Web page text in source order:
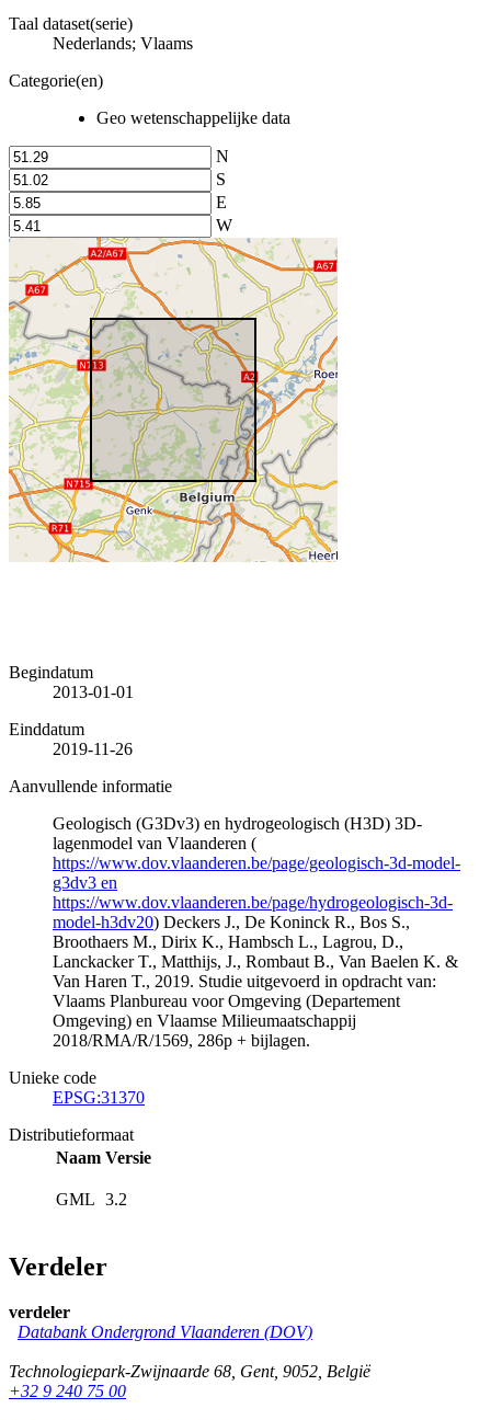
Taal dataset(serie)
Nederlands; Vlaams
Categorie(en)
Geo wetenschappelijke data
N
S
E
W
Begindatum
2013-01-01
Einddatum
2019-11-26
Aanvullende informatie
Geologisch (G3Dv3) en hydrogeologisch (H3D) 3D-
lagenmodel van Vlaanderen (
https://www.dov.vlaanderen.be/page/geologisch-3d-model-
g3dv3 en
https://www.dov.vlaanderen.be/page/hydrogeologisch-3d-
model-h3dv20) Deckers J., De Koninck R., Bos S.,
Broothaers M., Dirix K., Hambsch L., Lagrou, D.,
Lanckacker T., Matthijs, J., Rombaut B., Van Baelen K. &
Van Haren T., 2019. Studie uitgevoerd in opdracht van:
Vlaams Planbureau voor Omgeving (Departement
Omgeving) en Vlaamse Milieumaatschappij
2018/RMA/R/1569, 286p + bijlagen.
Unieke code
EPSG:31370
Distributieformaat
Naam Versie
GML 3.2
Verdeler
verdeler
Databank Ondergrond Vlaanderen (DOV)
Technologiepark-Zwijnaarde 68, Gent, 9052, België
+32 9 240 75 00